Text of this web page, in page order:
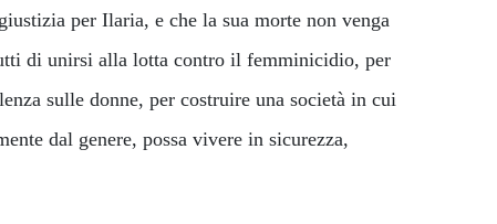
per Ilaria, e che la sua morte non venga
di unirsi alla lotta contro il femminicidio, per
sulle donne, per costruire una società in cui
dal genere, possa vivere in sicurezza,